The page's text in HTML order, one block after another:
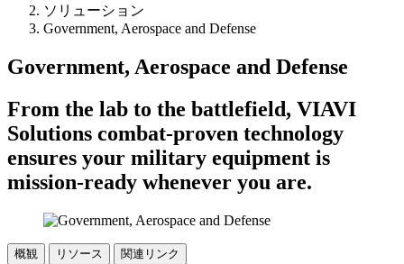
ソリューション
Government, Aerospace and Defense
Government, Aerospace and Defense
From the lab to the battlefield, VIAVI
Solutions combat-proven technology
ensures your military equipment is
mission-ready whenever you are.
概観 リソース 関連リンク